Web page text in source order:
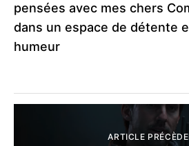
pensées avec mes chers
dans un espace de détente
humeur
ARTICLE